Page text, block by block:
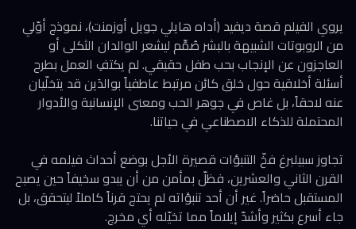
يروي الفيلم قصة ديفيد (أداه هايلي جويل أوزمنت)، نموذج أوّلي
من الروبوتات الشبيهة بالبشر صُمِّم ليشعر الوالدان الثكلى أو
العاجزون عن الإنجاب بحب طفل حقيقي. لم يكتفِ العمل بطرح
أسئلة أخلاقية حول خلق كائن مرتبط عاطفياً بوالدَين قد يتخلّيان
عنه لاحقاً، بل غاص في جوهر الحب ومعنى الإنسانية والأدوار
المحتملة للذكاء الاصطناعي في حياتنا.
تجاوز سبيلبرغ فخّ التنبؤات قصيرة الأجل بوضع أحداث فيلمه في
القرن الثاني والعشرين، فظلّ بمأمن من أن يبدو سخيفاً حين يصبح
المستقبل حاضراً. غير أن أحد تنبؤاته لم يحتج قرناً كاملاً ليتحقق، بل
جاء أسرع بكثير وأشدّ إيلاماً مما تخيّله أي مخرج.